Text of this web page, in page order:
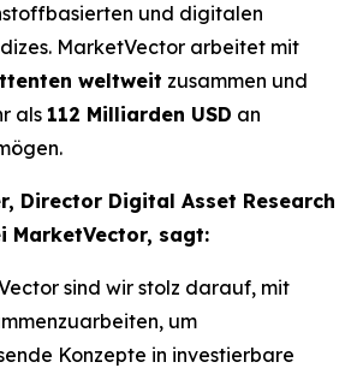
und digitalen
MarketVector arbeitet mit
weltweit zusammen und
als 112 Milliarden USD an
Director Digital Asset Research
MarketVector, sagt:
sind wir stolz darauf, mit
um
Konzepte in investierbare